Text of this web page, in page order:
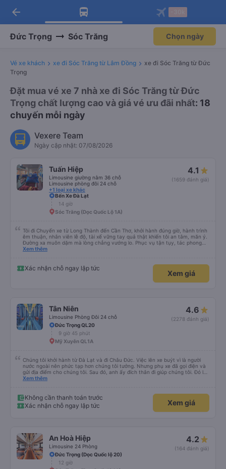
Tải app Vexere ngay!
Nhận ưu đãi thành viên độc
Mở app
Tải app Vexere
-30k/ghế khi đặt vé máy bay qua
Mở app
arrow_back
Đức Trọng Sóc Trăng Chọn ngày
Vé xe khách xe đi Sóc Trăng từ Lâm Đồng
xe đi Sóc Trăng từ Đức
Trọng
Đặt mua vé xe 7 nhà xe đi Sóc Trăng từ Đức
Trọng chất lượng cao và giá vé ưu đãi nhất: 18
chuyến mỗi ngày
Vexere Team
Ngày cập nhật: 07/08/2026
Tuấn Hiệp
Limousine giường nằm 36 chỗ
Limousine phòng đôi 24 chỗ
+1 loại xe khác
4.1
(1659 đánh giá)
Bến Xe Đà Lạt
14 giờ
Sóc Trăng (Dọc Quốc Lộ 1A)
Tôi đi Chuyến xe từ Long Thành đến Cần Thơ, khởi hành đúng giờ, hành trình
êm thuận, nhân viên lễ độ, tài xế vững tay quả thật khiến tôi an tâm, mãn ý.
Đường xa muôn dặm mà lòng chẳng vướng lo. Phục vụ tận tụy, tác phong
nghiêm cẩn, hiếm thấy giữa thời buổi kim tiền vội vã. Xã hội loạn đạo. Xin gửi
Xem thêm
Xác nhận chỗ ngay lập tức
Xem giá
Tân Niên
Limousine Phòng Đôi 24 chỗ
4.6
(2278 đánh giá)
Đức Trọng QL20
9 giờ 45 phút
Mỹ Xuyên QL1A
Chúng tôi khởi hành từ Đà Lạt và đi Châu Đức. Việc lên xe buýt vì là người
nước ngoài nên phức tạp hơn chúng tôi tưởng. Nhưng phụ xe đã gọi điện và
gửi địa điểm cho chúng tôi. Sau đó, anh ấy đích thân đi giúp chúng tôi. Đó là
lần đầu tiên đi xe giường nằm với hai đứa trẻ nhỏ khá thú vị. Chúng tôi không
điểm dừng, họ đánh thức chúng tôi dậy và đảm bảo chúng tôi đã sẵn sàng.
Nhìn chung, đó là một trải nghiệm tốt. Mỗi giường đều có gối và chăn, và đủ
chỗ cho 1 người lớn và 1 trẻ em nằm thoải mái.
Xem thêm
Không cần thanh toán trước
Xác nhận chỗ ngay lập tức
Xem giá
An Hoà Hiệp
Limousine 24 Phòng
4.2
(164 đánh giá)
Đức Trọng (Dọc Quốc lộ 20)
12 giờ